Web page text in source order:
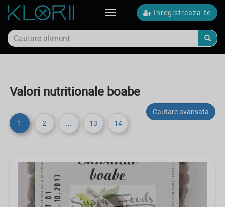
Inregistreaza-te
Toggle
Valori nutritionale boabe
Cautare avansata
1
2 ... 13 14